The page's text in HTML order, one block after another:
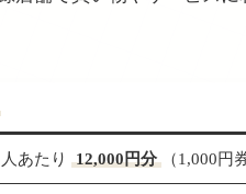
あたり 12,000円分 （1,000円